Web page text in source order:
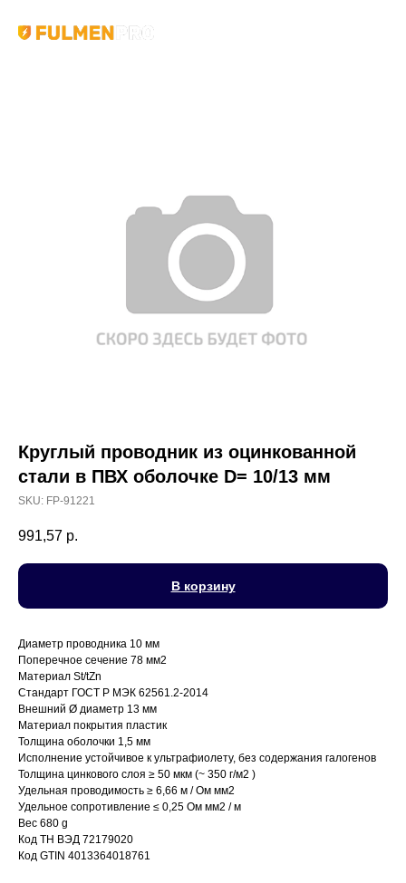
Круглый проводник из оцинкованной
стали в ПВХ оболочке D= 10/13 мм
SKU: FP-91221
991,57 р.
В корзину
Диаметр проводника 10 мм
Поперечное сечение 78 мм2
Материал St/tZn
Стандарт ГОСТ Р МЭК 62561.2-2014
Внешний Ø диаметр 13 мм
Материал покрытия пластик
Толщина оболочки 1,5 мм
Исполнение устойчивое к ультрафиолету, без содержания галогенов
Толщина цинкового слоя ≥ 50 мкм (~ 350 г/м2 )
Удельная проводимость ≥ 6,66 м / Ом мм2
Удельное сопротивление ≤ 0,25 Ом мм2 / м
Вес 680 g
Код ТН ВЭД 72179020
Код GTIN 4013364018761